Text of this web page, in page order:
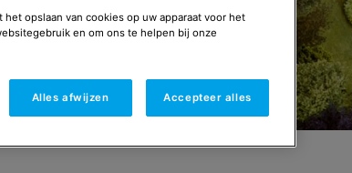
het opslaan van cookies op uw apparaat voor het
en om ons te helpen bij onze
Alles afwijzen Accepteer alles